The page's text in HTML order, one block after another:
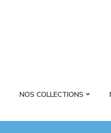
NOS COLLECTIONS